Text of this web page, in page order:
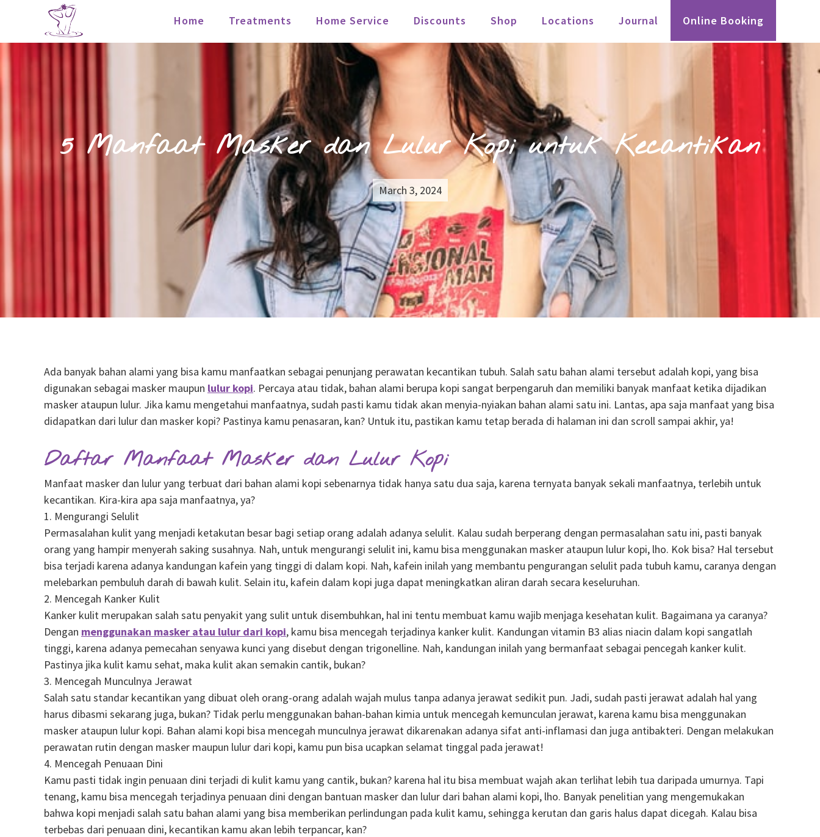
Home Treatments Home Service Discounts Shop Locations Journal Online Booking
5 Manfaat Masker dan Lulur Kopi untuk Kecantikan
March 3, 2024
Ada banyak bahan alami yang bisa kamu manfaatkan sebagai penunjang perawatan kecantikan tubuh. Salah satu bahan alami tersebut adalah kopi, yang bisa
digunakan sebagai masker maupun lulur kopi. Percaya atau tidak, bahan alami berupa kopi sangat berpengaruh dan memiliki banyak manfaat ketika dijadikan
masker ataupun lulur. Jika kamu mengetahui manfaatnya, sudah pasti kamu tidak akan menyia-nyiakan bahan alami satu ini. Lantas, apa saja manfaat yang bisa
didapatkan dari lulur dan masker kopi? Pastinya kamu penasaran, kan? Untuk itu, pastikan kamu tetap berada di halaman ini dan scroll sampai akhir, ya!
Daftar Manfaat Masker dan Lulur Kopi
Manfaat masker dan lulur yang terbuat dari bahan alami kopi sebenarnya tidak hanya satu dua saja, karena ternyata banyak sekali manfaatnya, terlebih untuk
kecantikan. Kira-kira apa saja manfaatnya, ya?
1. Mengurangi Selulit
Permasalahan kulit yang menjadi ketakutan besar bagi setiap orang adalah adanya selulit. Kalau sudah berperang dengan permasalahan satu ini, pasti banyak
orang yang hampir menyerah saking susahnya. Nah, untuk mengurangi selulit ini, kamu bisa menggunakan masker ataupun lulur kopi, lho. Kok bisa? Hal tersebut
bisa terjadi karena adanya kandungan kafein yang tinggi di dalam kopi. Nah, kafein inilah yang membantu pengurangan selulit pada tubuh kamu, caranya dengan
melebarkan pembuluh darah di bawah kulit. Selain itu, kafein dalam kopi juga dapat meningkatkan aliran darah secara keseluruhan.
2. Mencegah Kanker Kulit
Kanker kulit merupakan salah satu penyakit yang sulit untuk disembuhkan, hal ini tentu membuat kamu wajib menjaga kesehatan kulit. Bagaimana ya caranya?
Dengan menggunakan masker atau lulur dari kopi, kamu bisa mencegah terjadinya kanker kulit. Kandungan vitamin B3 alias niacin dalam kopi sangatlah
tinggi, karena adanya pemecahan senyawa kunci yang disebut dengan trigonelline. Nah, kandungan inilah yang bermanfaat sebagai pencegah kanker kulit.
Pastinya jika kulit kamu sehat, maka kulit akan semakin cantik, bukan?
3. Mencegah Munculnya Jerawat
Salah satu standar kecantikan yang dibuat oleh orang-orang adalah wajah mulus tanpa adanya jerawat sedikit pun. Jadi, sudah pasti jerawat adalah hal yang
harus dibasmi sekarang juga, bukan? Tidak perlu menggunakan bahan-bahan kimia untuk mencegah kemunculan jerawat, karena kamu bisa menggunakan
masker ataupun lulur kopi. Bahan alami kopi bisa mencegah munculnya jerawat dikarenakan adanya sifat anti-inflamasi dan juga antibakteri. Dengan melakukan
perawatan rutin dengan masker maupun lulur dari kopi, kamu pun bisa ucapkan selamat tinggal pada jerawat!
4. Mencegah Penuaan Dini
Kamu pasti tidak ingin penuaan dini terjadi di kulit kamu yang cantik, bukan? karena hal itu bisa membuat wajah akan terlihat lebih tua daripada umurnya. Tapi
tenang, kamu bisa mencegah terjadinya penuaan dini dengan bantuan masker dan lulur dari bahan alami kopi, lho. Banyak penelitian yang mengemukakan
bahwa kopi menjadi salah satu bahan alami yang bisa memberikan perlindungan pada kulit kamu, sehingga kerutan dan garis halus dapat dicegah. Kalau bisa
terbebas dari penuaan dini, kecantikan kamu akan lebih terpancar, kan?